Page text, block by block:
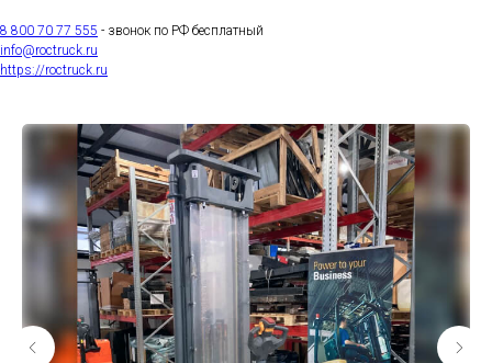
8 800 70 77 555 - звонок по РФ бесплатный
info@roctruck.ru
https://roctruck.ru